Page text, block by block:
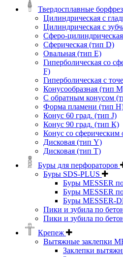
Твердосплавные
Цилиндрическая с
Цилиндрическая с
Сферо-
Сферическая (тип D)
Овальная (тип Е)
Гиперболическая со
F)
Гиперболическая с
Конусообразная (тип
C обратным конусом
Форма пламени (тип
Конус 60 град. (тип J)
Конус 90 град. (тип К)
Конус со
Дисковая (тип Y)
Дисковая (тип Т)
Буры для перфораторов
Буры SDS-PLUS
Буры MESSER
Буры MESSER
Буры MESSER-
Пики и зубила по
Пики и зубила по
Крепеж
Вытяжные заклепки
Заклепки